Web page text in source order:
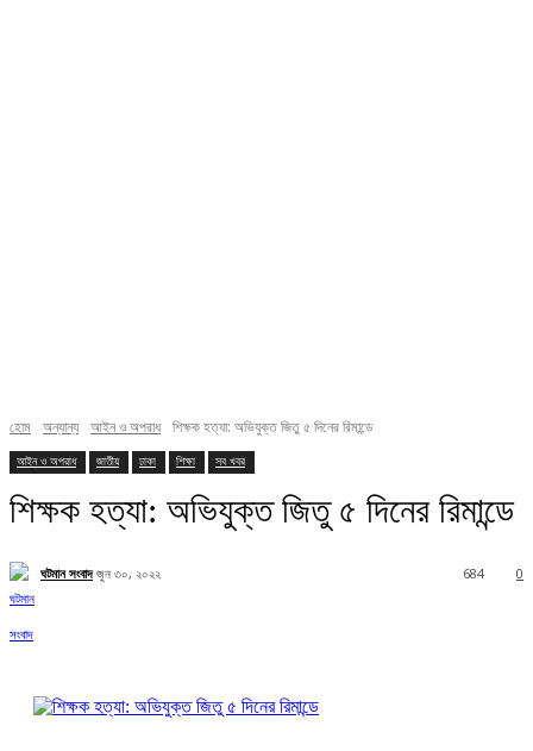
হোম অন্যান্য আইন ও অপরাধ শিক্ষক হত্যা: অভিযুক্ত জিতু ৫ দিনের রিমান্ডে
আইন ও অপরাধ জাতীয় ঢাকা শিক্ষা সব খবর
শিক্ষক হত্যা: অভিযুক্ত জিতু ৫ দিনের রিমান্ডে
ঘটমান সংবাদ জুন ৩০, ২০২২ 0
684